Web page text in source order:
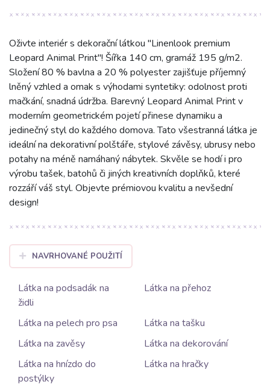
Oživte interiér s dekorační látkou "Linenlook premium
Leopard Animal Print"! Šířka 140 cm, gramáž 195 g/m2.
Složení 80 % bavlna a 20 % polyester zajišťuje příjemný
lněný vzhled a omak s výhodami syntetiky: odolnost proti
mačkání, snadná údržba. Barevný Leopard Animal Print v
moderním geometrickém pojetí přinese dynamiku a
jedinečný styl do každého domova. Tato všestranná látka je
ideální na dekorativní polštáře, stylové závěsy, ubrusy nebo
potahy na méně namáhaný nábytek. Skvěle se hodí i pro
výrobu tašek, batohů či jiných kreativních doplňků, které
rozzáří váš styl. Objevte prémiovou kvalitu a nevšední
design!
NAVRHOVANÉ POUŽITÍ
Látka na podsadák na
židli
Látka na přehoz
Látka na pelech pro psa
Látka na tašku
Látka na zavěsy
Látka na dekorování
Látka na hnízdo do
postýlky
Látka na hračky